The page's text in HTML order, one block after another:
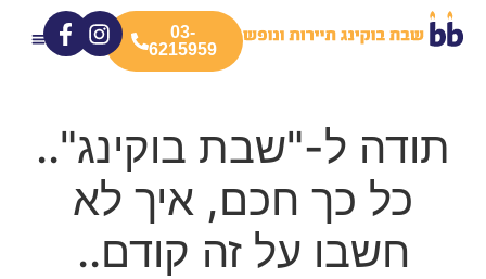
03-
6215959
תודה ל-"שבת בוקינג"..
כל כך חכם, איך לא
חשבו על זה קודם..